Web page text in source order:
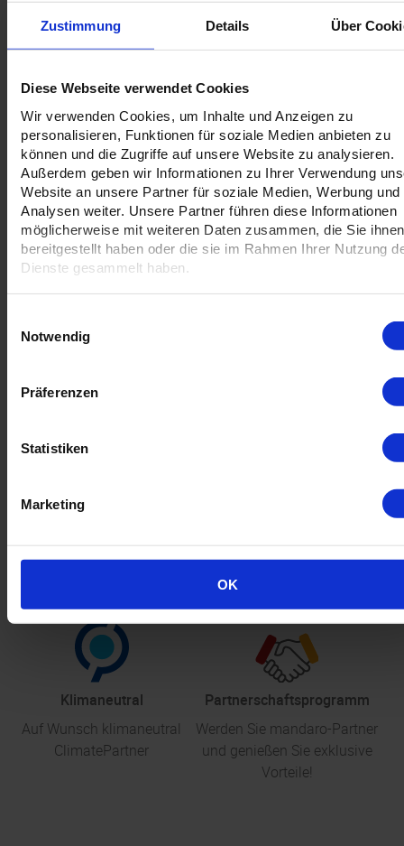
Zustimmung Details Über
Diese Webseite verwendet Cookies
Wir verwenden Cookies, um Inhalte und Anzeigen zu
personalisieren, Funktionen für soziale Medien anbieten zu
können und die Zugriffe auf unsere Website zu analysieren.
Außerdem geben wir Informationen zu Ihrer Verwendung
Website an unsere Partner für soziale Medien, Werbung und
Analysen weiter. Unsere Partner führen diese Informationen
möglicherweise mit weiteren Daten zusammen, die Sie ihnen
bereitgestellt haben oder die sie im Rahmen Ihrer Nutzung
Dienste gesammelt haben.
Notwendig
Präferenzen
Statistiken
Marketing
OK
Datenblätter anzeigen
in Würfel zu 30, 40 und 45 cm Durchmesser
in Zylindern zu 40 und 50 cm Durchmesser
bezogen mit 220 g Polyestergewebe oder 360 g
Baumwollgewebe mit Reißverschluss
waschbar bei 30 °C, nicht trocknergeeignet
PUR-Schaumkern, schwer entflammbar
lange Lebensdauer durch hochwertigen PUR-
Schaumkern mit Härtegrad "sehr fest", Raumgewicht
40 kg/m³
Hinweis: pro Bestellung ist nur ein Muster möglich
ekomi
Mike, Firma Gruschdesign
unsere Profis checken
Klimaneutral
Auf Wunsch klimaneutral
ClimatePartner
Partnerschaftsprogramm
Werden Sie mandaro-Partner
und genießen Sie exklusive
Vorteile!